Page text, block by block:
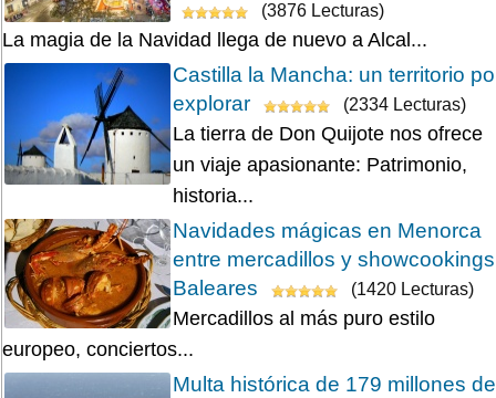
(3876 Lecturas)
La magia de la Navidad llega de nuevo a Alcal...
Castilla la Mancha: un territorio
explorar
(2334 Lecturas)
La tierra de Don Quijote nos ofrece
un viaje apasionante: Patrimonio,
historia...
Navidades mágicas en Menorca
entre mercadillos y
Baleares
(1420 Lecturas)
Mercadillos al más puro estilo
europeo, conciertos...
Multa histórica de 179 millones de